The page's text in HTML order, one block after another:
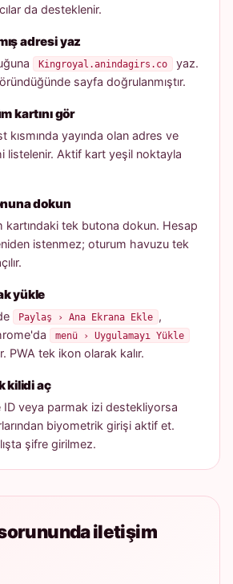
da desteklenir.
adresi yaz
Kingroyal.anindagirs.co
yaz.
sayfa doğrulanmıştır.
kartını gör
kısmında yayında olan adres ve
listelenir. Aktif kart yeşil noktayla
dokun
kartındaki tek butona dokun. Hesap
istenmez; oturum havuzu tek
yükle
Paylaş › Ana Ekrana Ekle ,
menü › Uygulamayı Yükle
PWA tek ikon olarak kalır.
kilidi aç
ID veya parmak izi destekliyorsa
biyometrik girişi aktif et.
şifre girilmez.
iletişim